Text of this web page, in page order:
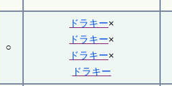
○
ドラキー×
ドラキー×
ドラキー×
ドラキー